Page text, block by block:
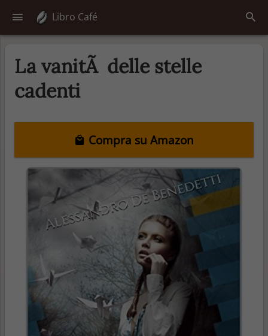
Libro Café
La vanitÃ delle stelle
cadenti
Compra su Amazon